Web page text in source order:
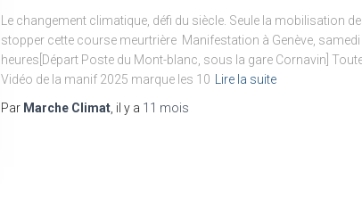
Le changement climatique, défi du siècle. Seule la mobilisation
stopper cette course meurtrière Manifestation à Genève,
heures[Départ Poste du Mont-blanc, sous la gare Cornavin]
Vidéo de la manif 2025 marque les 10 Lire la suite
Par Marche Climat, il y a 11 mois